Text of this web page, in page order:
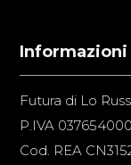
Informazioni
Futura di Lo
P.IVA
Cod. REA